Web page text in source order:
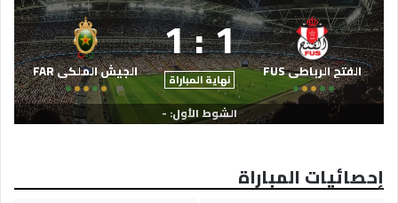
الفتح الرباطي FUS 1
:
1
نهاية المباراة الجيش الملكي FAR
الشوط الأول: -
إحصائيات المباراة